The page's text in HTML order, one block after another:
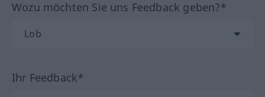
Wozu möchten Sie uns Feedback geben?*
Ihr Feedback*